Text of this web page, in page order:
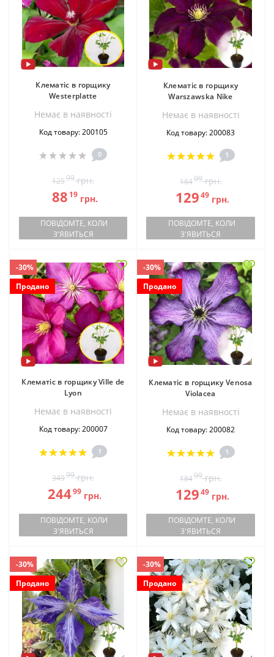
Клематіс в горщику
Westerplatte
Немає в наявностi
Код товару: 200105
0
12599грн.
88 19грн.
ПОВІДОМТЕ, КОЛИ
З'ЯВИТЬСЯ
Клематіс в горщику
Warszawska Nike
Немає в наявностi
Код товару: 200083
1
18499грн.
12949грн.
ПОВІДОМТЕ, КОЛИ
З'ЯВИТЬСЯ
-30%
Продано
Клематіс в горщику Ville de
Lyon
Немає в наявностi
Код товару: 200007
1
34999грн.
24499 грн.
ПОВІДОМТЕ, КОЛИ
З'ЯВИТЬСЯ
-30%
Продано
Клематіс в горщику Venosa
Violacea
Немає в наявностi
Код товару: 200082
1
18499грн.
12949грн.
ПОВІДОМТЕ, КОЛИ
З'ЯВИТЬСЯ
-30%
Продано
-30%
Продано